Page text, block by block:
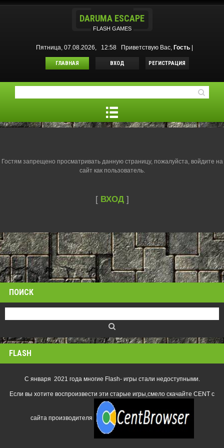
DARUMA ESCAPE
FLASH GAMES
Пятница, 07.08.2026, 12:58 Приветствую Вас, Гость
ГЛАВНАЯ ВХОД РЕГИСТРАЦИЯ
Гостям запрещено просматривать данную страницу, пожалуйста, войдите на
сайт как пользователь.
[ ВХОД]
ПОИСК
FLASH
С января 2021 года многие Flash- игры стали недоступными.
Если вы хотите воспроизвести эти старые игры,смело скачайте CENT с
сайта производителя